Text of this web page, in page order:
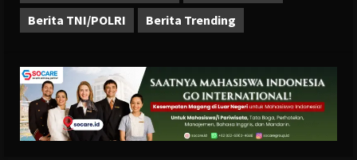
Berita TNI/POLRI
Berita Trending